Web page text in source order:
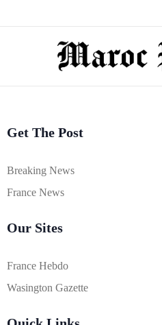
Get The Post
Breaking News
France News
Our Sites
France Hebdo
Wasington Gazette